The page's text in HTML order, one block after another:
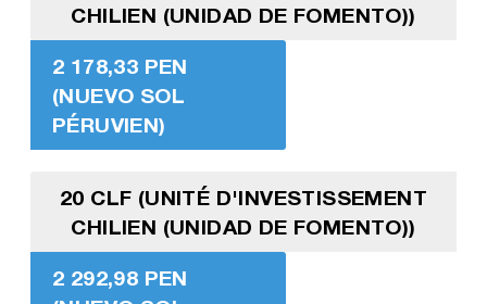
CHILIEN (UNIDAD DE FOMENTO))
2 178,33 PEN
(NUEVO SOL
PÉRUVIEN)
20 CLF (UNITÉ D'INVESTISSEMENT
CHILIEN (UNIDAD DE FOMENTO))
2 292,98 PEN